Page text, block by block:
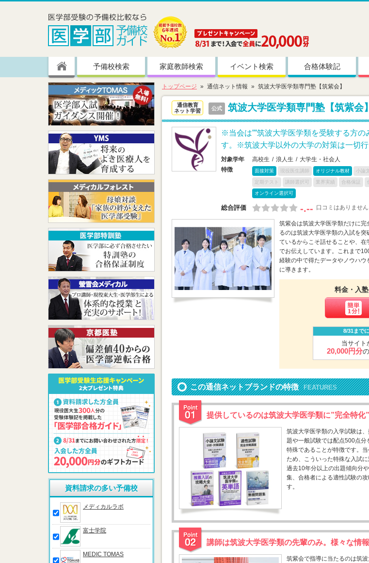
予備校検索 家庭教師検索 イベント検索 合格体験記
トップページ 通信ネット情報 筑波大学医学類専門塾【筑紫会】
通信教育
ネット学習
公式 筑波大学医学類専門塾【筑紫会】
※当会は””筑波大学医学類を受験する方の
す。※筑波大学以外の大学の対策は一切行
対象学年 高校生 浪人生
大学生・社会人
特徴
面接対策 現役医生講師 オリジナル教材 小論
定期テスト 講師選択可 業界実績 合格保証
オンライン選択可
総合評価 -.-- 口コミはありません
筑紫会は筑波大学医学類だけに
るのは筑波大学医学類の入試を
ているからこそ話せることや、
でお伝えしています。これまで
経験の中で得たデータやノウハ
に導きます。
8/31まで
当サイト
20,000円分
料金・入
この通信ネットブランドの特徴 FEATURES
提供しているのは筑波大学医学類に”完全特化
筑波大学医学類の入学試験は
題や一般試験では配点500点
特殊であることが特徴です。
ため、こういった特殊な入試
過去10年分以上の出題傾向分
集、合格者による適性試験の
す。
講師は筑波大学医学類の先輩のみ。様々な情
筑紫会で指導に当たるのは筑
資料請求の多い予備校
メディカルラボ
富士学院
MEDIC TOMAS